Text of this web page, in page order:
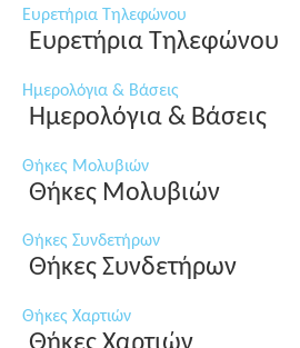
Ευρετήρια Τηλεφώνου
Ευρετήρια Τηλεφώνου
Ημερολόγια & Βάσεις
Ημερολόγια & Βάσεις
Θήκες Μολυβιών
Θήκες Μολυβιών
Θήκες Συνδετήρων
Θήκες Συνδετήρων
Θήκες Χαρτιών